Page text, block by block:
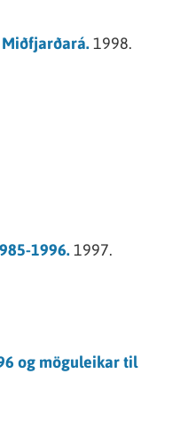
1998.
1996.1997.
og möguleikar til